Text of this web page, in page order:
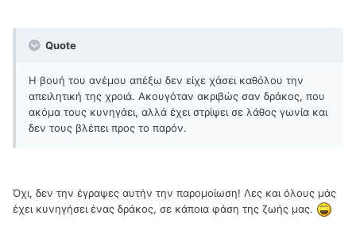
Quote
Η βουή του ανέμου απέξω δεν είχε χάσει καθόλου την
απειλητική της χροιά. Ακουγόταν ακριβώς σαν δράκος, που
ακόμα τους κυνηγάει, αλλά έχει στρίψει σε λάθος γωνία και
δεν τους βλέπει προς το παρόν.
Όχι, δεν την έγραψες αυτήν την παρομοίωση! Λες και όλους μάς
έχει κυνηγήσει ένας δράκος, σε κάποια φάση της ζωής μας.